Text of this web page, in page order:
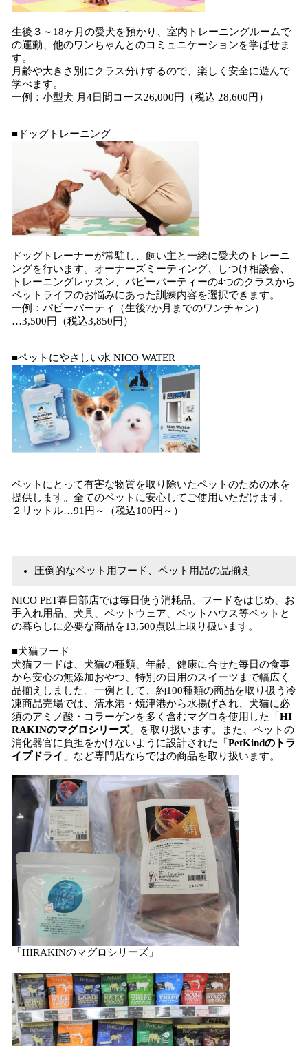
生後３～18ヶ月の愛犬を預かり、室内トレーニングルームで
の運動、他のワンちゃんとのコミュニケーションを学ばせま
す。
月齢や大きさ別にクラス分けするので、楽しく安全に遊んで
学べます。
一例：小型犬 月4日間コース26,000円（税込 28,600円）
■ドッグトレーニング
ドッグトレーナーが常駐し、飼い主と一緒に愛犬のトレーニ
ングを行います。オーナーズミーティング、しつけ相談会、
トレーニングレッスン、パピーパーティーの4つのクラスから
ペットライフのお悩みにあった訓練内容を選択できます。
一例：パピーパーティ（生後7か月までのワンチャン）
…3,500円（税込3,850円）
■ペットにやさしい水 NICO WATER
ペットにとって有害な物質を取り除いたペットのための水を
提供します。全てのペットに安心してご使用いただけます。
２リットル…91円～（税込100円～）
圧倒的なペット用フード、ペット用品の品揃え
NICO PET春日部店では毎日使う消耗品、フードをはじめ、お
手入れ用品、犬具、ペットウェア、ペットハウス等ペットと
の暮らしに必要な商品を13,500点以上取り扱います。
■犬猫フード
犬猫フードは、犬猫の種類、年齢、健康に合せた毎日の食事
から安心の無添加おやつ、特別の日用のスイーツまで幅広く
品揃えしました。一例として、約100種類の商品を取り扱う冷
凍商品売場では、清水港・焼津港から水揚げされ、犬猫に必
須のアミノ酸・コラーゲンを多く含むマグロを使用した「 HI
RAKINのマグロシリーズ」を取り扱います。また、ペットの
消化器官に負担をかけないように設計された「 PetKindのトラ
イプドライ 」など専門店ならではの商品を取り扱います。
「HIRAKINのマグロシリーズ」